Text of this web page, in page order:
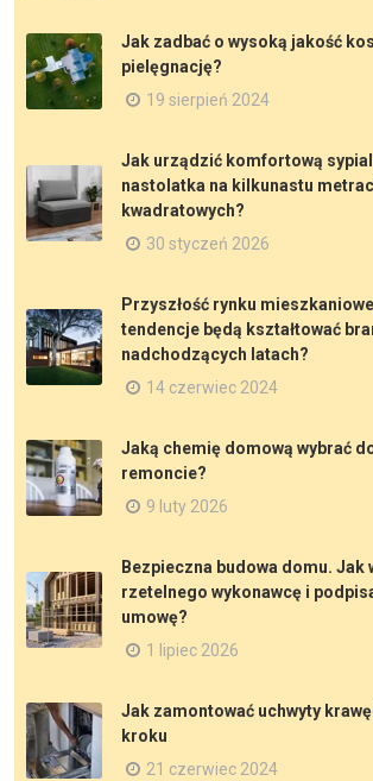
Jak zadbać o wysoką jakość
pielęgnację?
19 sierpień 2024
Jak urządzić komfortową
nastolatka na kilkunastu
kwadratowych?
30 styczeń 2026
Przyszłość rynku
tendencje będą kształtować
nadchodzących latach?
14 czerwiec 2024
Jaką chemię domową wybrać
remoncie?
9 luty 2026
Bezpieczna budowa domu. Jak
rzetelnego wykonawcę i
umowę?
1 lipiec 2026
Jak zamontować uchwyty
kroku
21 czerwiec 2024